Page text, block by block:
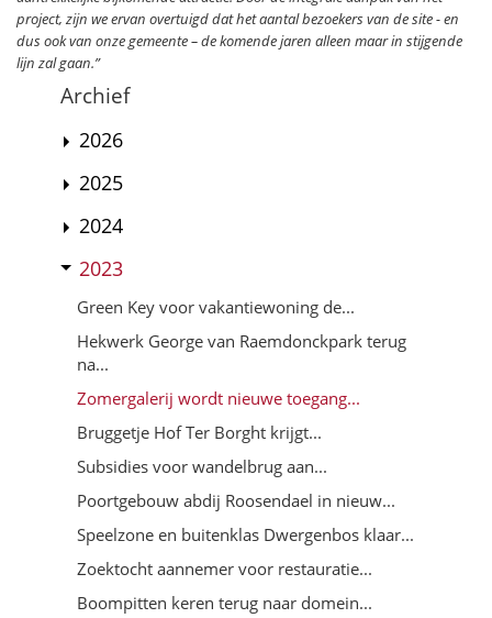
project, zijn we ervan overtuigd dat het aantal bezoekers van de site - en
dus ook van onze gemeente – de komende jaren alleen maar in stijgende
lijn zal gaan.”
Archief
2026
2025
2024
2023
Green Key voor vakantiewoning de...
Hekwerk George van Raemdonckpark terug
na...
Zomergalerij wordt nieuwe toegang...
Bruggetje Hof Ter Borght krijgt...
Subsidies voor wandelbrug aan...
Poortgebouw abdij Roosendael in nieuw...
Speelzone en buitenklas Dwergenbos klaar...
Zoektocht aannemer voor restauratie...
Boompitten keren terug naar domein...